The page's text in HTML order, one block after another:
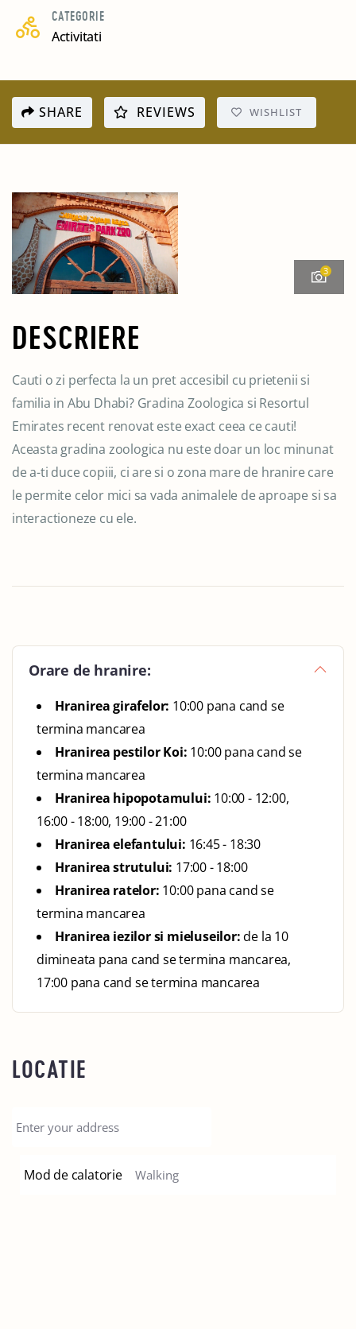
CATEGORIE
Activitati
SHARE REVIEWS WISHLIST
3
DESCRIERE
Cauti o zi perfecta la un pret accesibil cu prietenii si
familia in Abu Dhabi? Gradina Zoologica si Resortul
Emirates recent renovat este exact ceea ce cauti!
Aceasta gradina zoologica nu este doar un loc minunat
de a-ti duce copiii, ci are si o zona mare de hranire care
le permite celor mici sa vada animalele de aproape si sa
interactioneze cu ele.
Orare de hranire:
Hranirea girafelor: 10:00 pana cand se
termina mancarea
Hranirea pestilor Koi: 10:00 pana cand se
termina mancarea
Hranirea hipopotamului: 10:00 - 12:00,
16:00 - 18:00, 19:00 - 21:00
Hranirea elefantului: 16:45 - 18:30
Hranirea strutului: 17:00 - 18:00
Hranirea ratelor: 10:00 pana cand se
termina mancarea
Hranirea iezilor si mieluseilor:de la 10
dimineata pana cand se termina mancarea,
17:00 pana cand se termina mancarea
LOCATIE
Mod de calatorie